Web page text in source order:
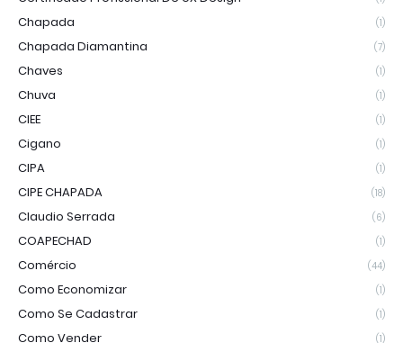
Chapada (1)
Chapada Diamantina (7)
Chaves (1)
Chuva (1)
CIEE (1)
Cigano (1)
CIPA (1)
CIPE CHAPADA (18)
Claudio Serrada (6)
COAPECHAD (1)
Comércio (44)
Como Economizar (1)
Como Se Cadastrar (1)
Como Vender (1)